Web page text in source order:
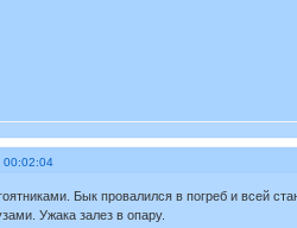
00:02:04
Бык провалился в погреб и всей
Ужака залез в опару.